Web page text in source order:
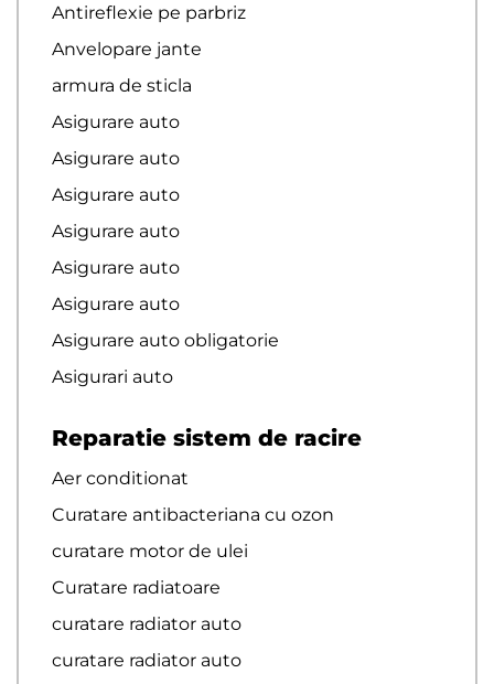
Antireflexie pe parbriz
Anvelopare jante
armura de sticla
Asigurare auto
Asigurare auto
Asigurare auto
Asigurare auto
Asigurare auto
Asigurare auto
Asigurare auto obligatorie
Asigurari auto
Reparatie sistem de racire
Aer conditionat
Curatare antibacteriana cu ozon
curatare motor de ulei
Curatare radiatoare
curatare radiator auto
curatare radiator auto